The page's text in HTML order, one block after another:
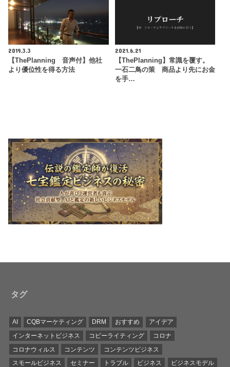
2019.3.3
【ThePlanning 音声付】他社
より優位性を得る方法
2021.6.21
【ThePlanning】常識を覆す。
一石二鳥の策 商品より先にお金
を手…
タグ
AI CQBマーケティング DRM おすすめ
アイデア
インターネットビジネス
コピーライティング
コロナ
コロナウィルス
コンテンツ
コンテンツビジネス
スモールビジネス
セミナー トラブル ビジネス
ビジネスモデル